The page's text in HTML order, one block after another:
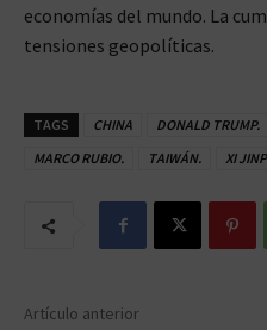
economías del mundo. La
tensiones geopolíticas.
TAGS CHINA DONALD TRUMP.
MARCO RUBIO.
TAIWÁN. XI
Artículo anterior